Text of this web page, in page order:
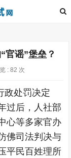
官谣”堡垒？
: 82 次
政处罚决定
过后，人社部
心等多家官办
佛司法判决与
平民百姓理所